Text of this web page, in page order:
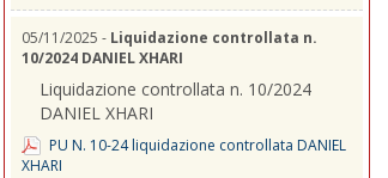
05/11/2025 - Liquidazione controllata n.
10/2024 DANIEL XHARI
Liquidazione controllata n. 10/2024
DANIEL XHARI
PU N. 10-24 liquidazione controllata DANIEL
XHARI